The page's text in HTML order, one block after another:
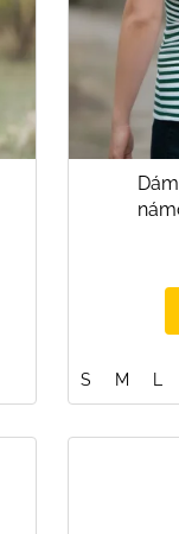
S M